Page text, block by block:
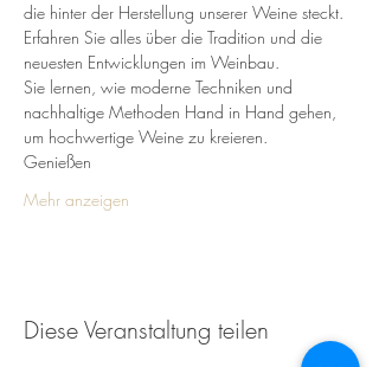
die hinter der Herstellung unserer Weine steckt.
Erfahren Sie alles über die Tradition und die
neuesten Entwicklungen im Weinbau.
Sie lernen, wie moderne Techniken und
nachhaltige Methoden Hand in Hand gehen,
um hochwertige Weine zu kreieren.
Genießen
Mehr anzeigen
Diese Veranstaltung teilen